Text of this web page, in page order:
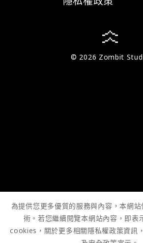
© 2026 Zombit
為提供您更多優質的服務與內容，本網
術。若您繼續閱覽本網站內容，即表
cookies，關於更多相關隱私權政策資訊